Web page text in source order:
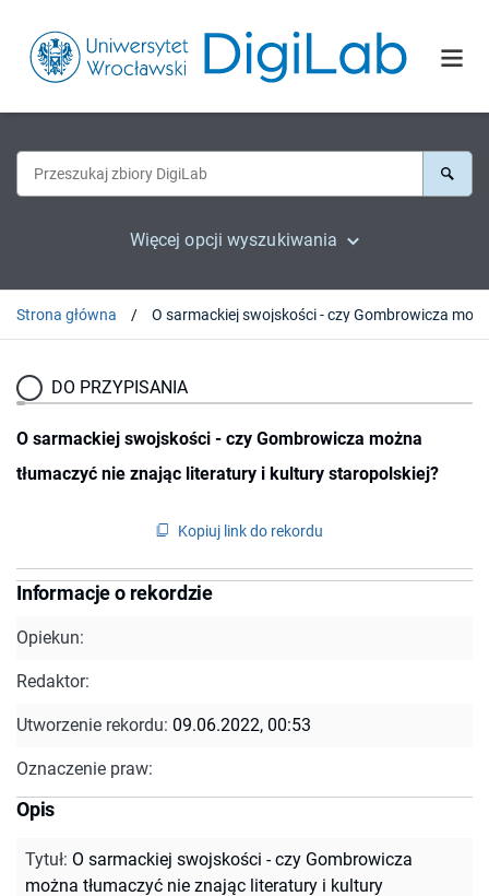
Więcej opcji wyszukiwania
Strona główna
DO PRZYPISANIA
O sarmackiej swojskości - czy Gombrowicza można
tłumaczyć nie znając literatury i kultury staropolskiej?
Kopiuj link do rekordu
Informacje o rekordzie
Opiekun:
Redaktor:
Utworzenie rekordu: 09.06.2022, 00:53
Oznaczenie praw:
Opis
Tytuł: O sarmackiej swojskości - czy Gombrowicza
można tłumaczyć nie znając literatury i kultury